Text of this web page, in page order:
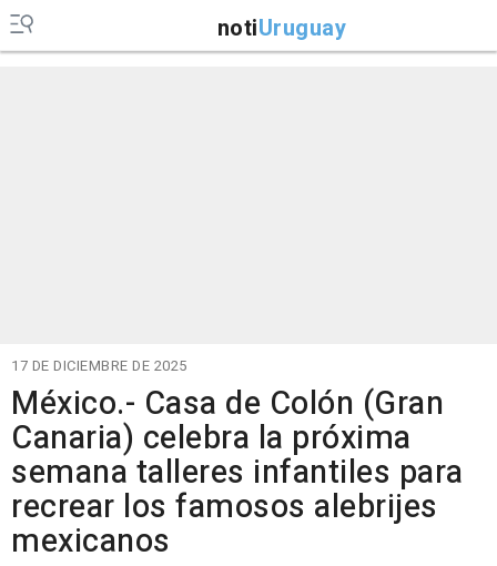
notiUruguay
17 DE DICIEMBRE DE 2025
México.- Casa de Colón (Gran
Canaria) celebra la próxima
semana talleres infantiles para
recrear los famosos alebrijes
mexicanos